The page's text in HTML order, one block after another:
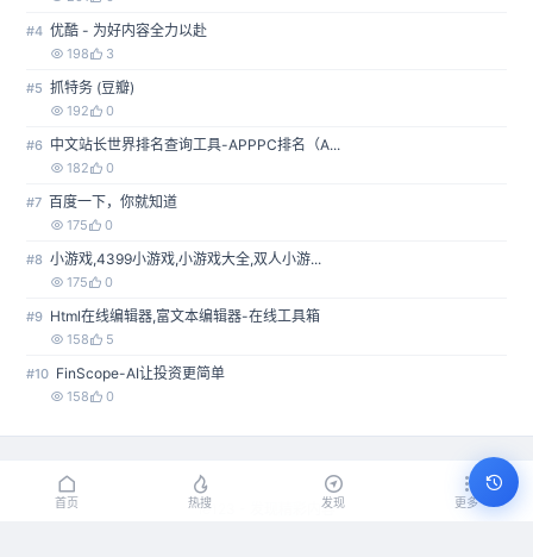
首页 热搜 发现 更多
#4 优酷 - 为好内容全力以赴
198 3
#5 抓特务 (豆瓣)
192 0
#6 中文站长世界排名查询工具-APPPC排名（A...
182 0
#7 百度一下，你就知道
175 0
#8 小游戏,4399小游戏,小游戏大全,双人小游...
175 0
#9 Html在线编辑器,富文本编辑器-在线工具箱
158 5
#10 FinScope-AI让投资更简单
158 0
ie123 - 发现精彩内容